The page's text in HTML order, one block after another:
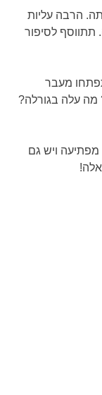
הרבה עליות
תתווסף לסיפור
מעבר
מה עלה בגורלה?
ויש גם